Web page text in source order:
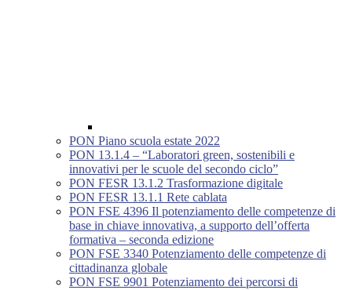
PON Piano scuola estate 2022
PON 13.1.4 – “Laboratori green, sostenibili e
innovativi per le scuole del secondo ciclo”
PON FESR 13.1.2 Trasformazione digitale
PON FESR 13.1.1 Rete cablata
PON FSE 4396 Il potenziamento delle competenze di
base in chiave innovativa, a supporto dell’offerta
formativa – seconda edizione
PON FSE 3340 Potenziamento delle competenze di
cittadinanza globale
PON FSE 9901 Potenziamento dei percorsi di